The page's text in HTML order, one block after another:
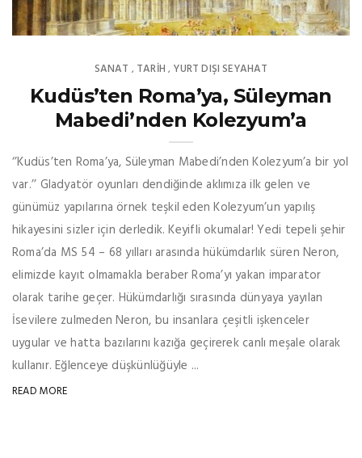
SANAT , TARİH , YURT DIŞI SEYAHAT
Kudüs’ten Roma’ya, Süleyman
Mabedi’nden Kolezyum’a
‘’Kudüs’ten Roma’ya, Süleyman Mabedi’nden Kolezyum’a bir yol
var.’’ Gladyatör oyunları dendiğinde aklımıza ilk gelen ve
günümüz yapılarına örnek teşkil eden Kolezyum’un yapılış
hikayesini sizler için derledik. Keyifli okumalar! Yedi tepeli şehir
Roma’da MS 54 – 68 yılları arasında hükümdarlık süren Neron,
elimizde kayıt olmamakla beraber Roma’yı yakan imparator
olarak tarihe geçer. Hükümdarlığı sırasında dünyaya yayılan
İsevilere zulmeden Neron, bu insanlara çeşitli işkenceler
uygular ve hatta bazılarını kazığa geçirerek canlı meşale olarak
kullanır. Eğlenceye düşkünlüğüyle ...
READ MORE